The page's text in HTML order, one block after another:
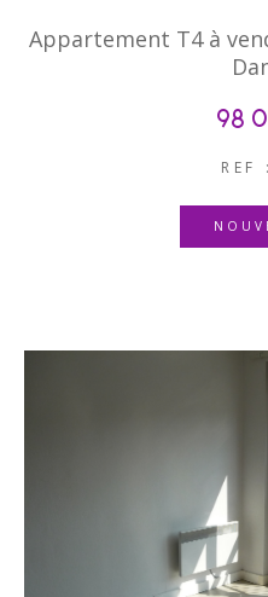
Appartement T4 à
98
REF